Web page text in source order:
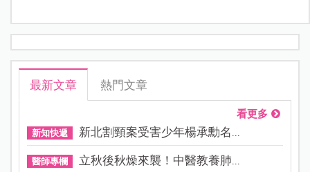
最新文章 熱門文章
看更多
新知快遞 新北割頸案受害少年楊承勳名...
醫師專欄 立秋後秋燥來襲！中醫教養肺...